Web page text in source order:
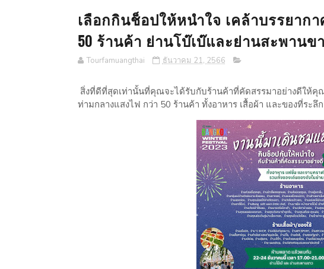
เลือกกินช็อปให้หนำใจ เคล้าบรรยาก
50 ร้านค้า ย่านโบ๊เบ๊และย่านสะพานข
Tourfamuangthai ธันวาคม 21, 2566
สิ่งที่ดีที่สุดเท่านั้นที่คุณจะได้รับกับร้านค้าที่คัดสรรมาอย่างดีให้คุ
ท่ามกลางแสงไฟ กว่า 50 ร้านค้า ทั้งอาหาร เสื้อผ้า และของที่ระลึ